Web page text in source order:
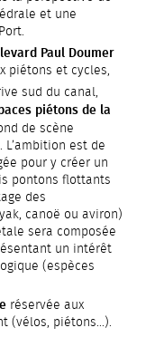
et une
Paul Doumer
piétons et cycles,
sud du canal,
piétons de la
de scène
L’ambition est de
pour y créer un
pontons flottants
des
canoë ou aviron)
sera composée
un intérêt
(espèces
réservée aux
(vélos, piétons...).